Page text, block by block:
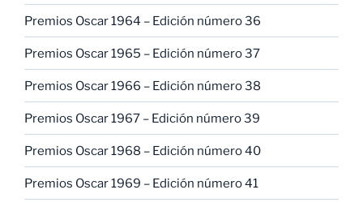
Premios Oscar 1964 – Edición número 36
Premios Oscar 1965 – Edición número 37
Premios Oscar 1966 – Edición número 38
Premios Oscar 1967 – Edición número 39
Premios Oscar 1968 – Edición número 40
Premios Oscar 1969 – Edición número 41